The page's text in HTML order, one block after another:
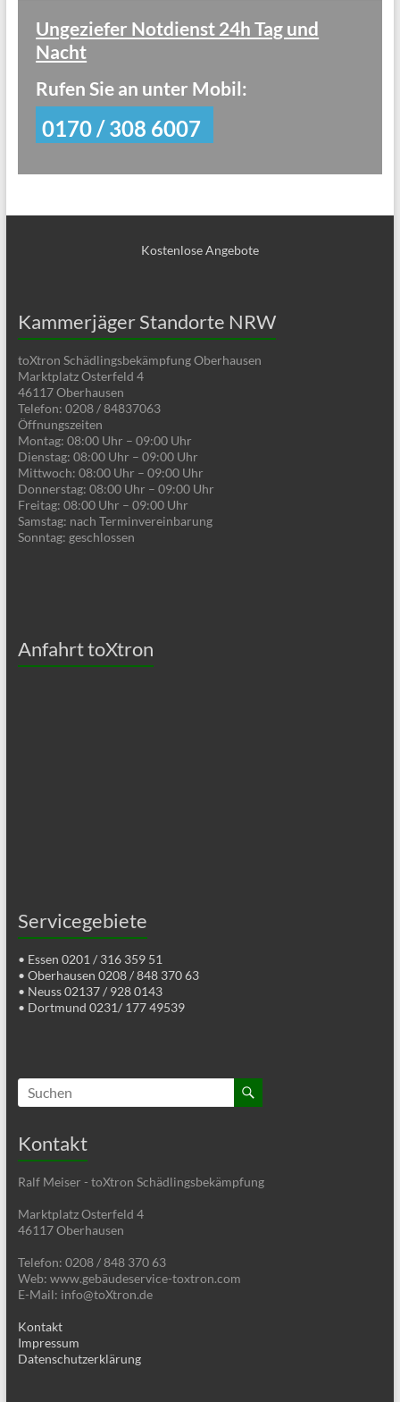
Ungeziefer Notdienst 24h Tag und
Nacht
Rufen Sie an unter Mobil:
0170 / 308 6007
Kostenlose Angebote
Kammerjäger Standorte NRW
toXtron Schädlingsbekämpfung Oberhausen
Marktplatz Osterfeld 4
46117 Oberhausen
Telefon: 0208 / 84837063
Öffnungszeiten
Montag: 08:00 Uhr – 09:00 Uhr
Dienstag: 08:00 Uhr – 09:00 Uhr
Mittwoch: 08:00 Uhr – 09:00 Uhr
Donnerstag: 08:00 Uhr – 09:00 Uhr
Freitag: 08:00 Uhr – 09:00 Uhr
Samstag: nach Terminvereinbarung
Sonntag: geschlossen
Anfahrt toXtron
Servicegebiete
• Essen 0201 / 316 359 51
• Oberhausen 0208 / 848 370 63
• Neuss 02137 / 928 0143
• Dortmund 0231/ 177 49539
Kontakt
Ralf Meiser - toXtron Schädlingsbekämpfung
Marktplatz Osterfeld 4
46117 Oberhausen
Telefon: 0208 / 848 370 63
Web: www.gebäudeservice-toxtron.com
E-Mail: info@toXtron.de
Kontakt
Impressum
Datenschutzerklärung